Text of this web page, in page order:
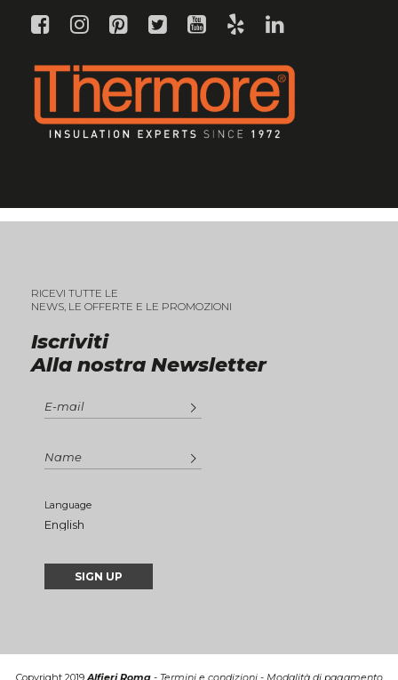
Iscriviti
Alla nostra Newsletter
RICEVI TUTTE LE
NEWS, LE OFFERTE E LE PROMOZIONI
Language
Copyright 2019 Alfieri Roma- Termini e condizioni- Modalità di pagamento